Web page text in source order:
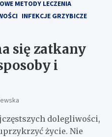
METODY LECZENIA
INFEKCJE GRZYBICZE
się zatkany
i
dolegliwości,
życie. Nie